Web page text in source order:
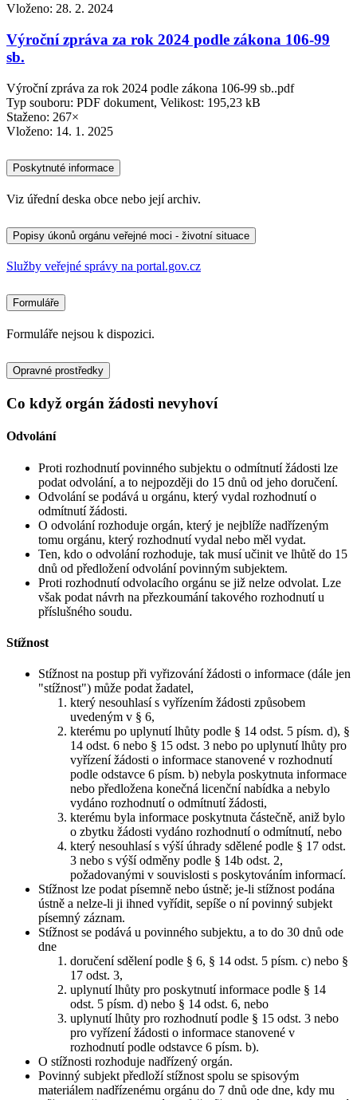
Vloženo: 28. 2. 2024
Výroční zpráva za rok 2024 podle zákona 106-99
sb.
Výroční zpráva za rok 2024 podle zákona 106-99 sb..pdf
Typ souboru: PDF dokument, Velikost: 195,23 kB
Staženo: 267×
Vloženo: 14. 1. 2025
Poskytnuté informace
Viz úřední deska obce nebo její archiv.
Popisy úkonů orgánu veřejné moci - životní situace
Služby veřejné správy na portal.gov.cz
Formuláře
Formuláře nejsou k dispozici.
Opravné prostředky
Co když orgán žádosti nevyhoví
Odvolání
Proti rozhodnutí povinného subjektu o odmítnutí žádosti lze
podat odvolání, a to nejpozději do 15 dnů od jeho doručení.
Odvolání se podává u orgánu, který vydal rozhodnutí o
odmítnutí žádosti.
O odvolání rozhoduje orgán, který je nejblíže nadřízeným
tomu orgánu, který rozhodnutí vydal nebo měl vydat.
Ten, kdo o odvolání rozhoduje, tak musí učinit ve lhůtě do 15
dnů od předložení odvolání povinným subjektem.
Proti rozhodnutí odvolacího orgánu se již nelze odvolat. Lze
však podat návrh na přezkoumání takového rozhodnutí u
příslušného soudu.
Stížnost
Stížnost na postup při vyřizování žádosti o informace (dále jen
"stížnost") může podat žadatel,
který nesouhlasí s vyřízením žádosti způsobem
uvedeným v § 6,
kterému po uplynutí lhůty podle § 14 odst. 5 písm. d), §
14 odst. 6 nebo § 15 odst. 3 nebo po uplynutí lhůty pro
vyřízení žádosti o informace stanovené v rozhodnutí
podle odstavce 6 písm. b) nebyla poskytnuta informace
nebo předložena konečná licenční nabídka a nebylo
vydáno rozhodnutí o odmítnutí žádosti,
kterému byla informace poskytnuta částečně, aniž bylo
o zbytku žádosti vydáno rozhodnutí o odmítnutí, nebo
který nesouhlasí s výší úhrady sdělené podle § 17 odst.
3 nebo s výší odměny podle § 14b odst. 2,
požadovanými v souvislosti s poskytováním informací.
Stížnost lze podat písemně nebo ústně; je-li stížnost podána
ústně a nelze-li ji ihned vyřídit, sepíše o ní povinný subjekt
písemný záznam.
Stížnost se podává u povinného subjektu, a to do 30 dnů ode
dne
doručení sdělení podle § 6, § 14 odst. 5 písm. c) nebo §
17 odst. 3,
uplynutí lhůty pro poskytnutí informace podle § 14
odst. 5 písm. d) nebo § 14 odst. 6, nebo
uplynutí lhůty pro rozhodnutí podle § 15 odst. 3 nebo
pro vyřízení žádosti o informace stanovené v
rozhodnutí podle odstavce 6 písm. b).
O stížnosti rozhoduje nadřízený orgán.
Povinný subjekt předloží stížnost spolu se spisovým
materiálem nadřízenému orgánu do 7 dnů ode dne, kdy mu